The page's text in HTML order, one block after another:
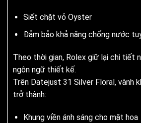
Siết chặt vỏ Oyster
Đảm bảo khả năng chống nước
Theo thời gian, Rolex giữ lại chi tiết
ngôn ngữ thiết kế.
Trên Datejust 31 Silver Floral, vành
trở thành:
Khung viền ánh sáng cho mặt hoa